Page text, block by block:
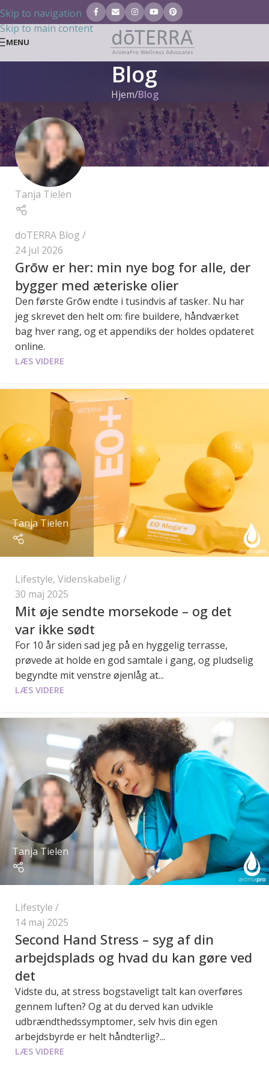
Skip to navigation
Skip to main content
MENU
Blog
Hjem/Blog
Tanja Tielen
doTERRA Blog
24 jul 2026
Grōw er her: min nye bog for alle, der
bygger med æteriske olier
Den første Grōw endte i tusindvis af tasker. Nu har
jeg skrevet den helt om: fire buildere, håndværket
bag hver rang, og et appendiks der holdes opdateret
online.
LÆS VIDERE
Tanja Tielen
Lifestyle, Videnskabelig
30 maj 2025
Mit øje sendte morsekode – og det
var ikke sødt
For 10 år siden sad jeg på en hyggelig terrasse,
prøvede at holde en god samtale i gang, og pludselig
begyndte mit venstre øjenlåg at...
LÆS VIDERE
Tanja Tielen
Lifestyle
14 maj 2025
Second Hand Stress – syg af din
arbejdsplads og hvad du kan gøre ved
det
Vidste du, at stress bogstaveligt talt kan overføres
gennem luften? Og at du derved kan udvikle
udbrændthedssymptomer, selv hvis din egen
arbejdsbyrde er helt håndterlig?...
LÆS VIDERE